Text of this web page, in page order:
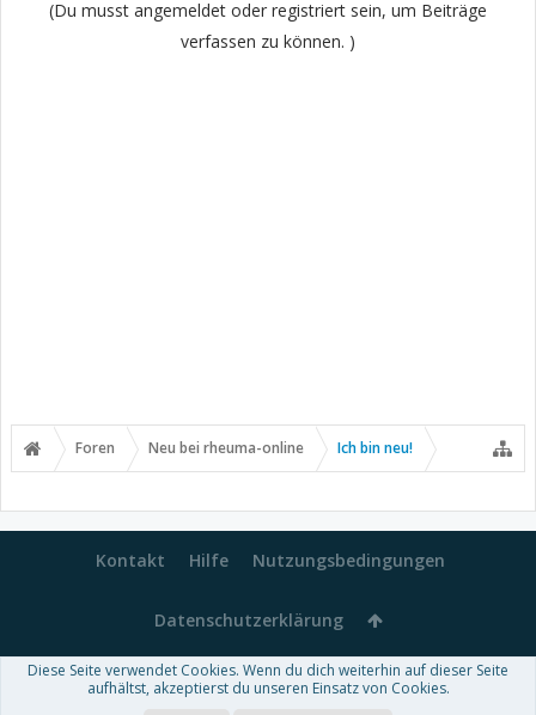
(Du musst angemeldet oder registriert sein, um Beiträge
verfassen zu können. )
Foren Neu bei rheuma-online Ich bin neu!
Kontakt Hilfe Nutzungsbedingungen
Datenschutzerklärung
Forum software by XenForo™-Deutsch von xenDach
Diese Seite verwendet Cookies. Wenn du dich weiterhin auf dieser Seite
aufhältst, akzeptierst du unseren Einsatz von Cookies.